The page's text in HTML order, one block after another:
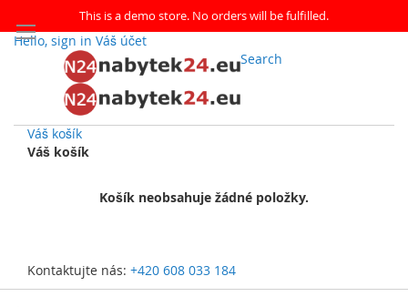
This is a demo store. No orders will be fulfilled.
Hello, sign in Váš účet
Search
Váš košík
Váš košík
Košík neobsahuje žádné položky.
Kontaktujte nás: +420 608 033 184
Přejít